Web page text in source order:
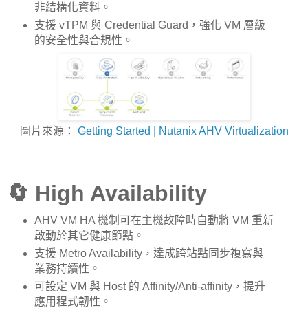
非結構化資料。
支援 vTPM 與 Credential Guard，強化 VM 層級
的安全性與合規性。
圖片來源： Getting Started | Nutanix AHV Virtualization
🔄 High Availability
AHV VM HA 機制可在主機故障時自動將 VM 重新
啟動於其它健康節點。
支援 Metro Availability，達成跨站點同步複寫與
業務持續性。
可設定 VM 與 Host 的 Affinity/Anti-affinity，提升
應用程式韌性。